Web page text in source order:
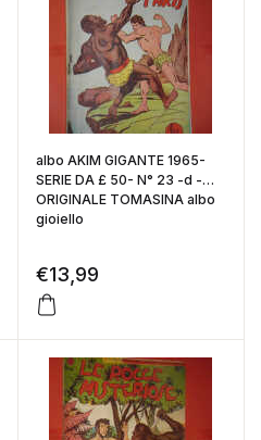
albo AKIM GIGANTE 1965-
SERIE DA £ 50- N° 23 -d -
ORIGINALE TOMASINA albo
gioiello
€13,99